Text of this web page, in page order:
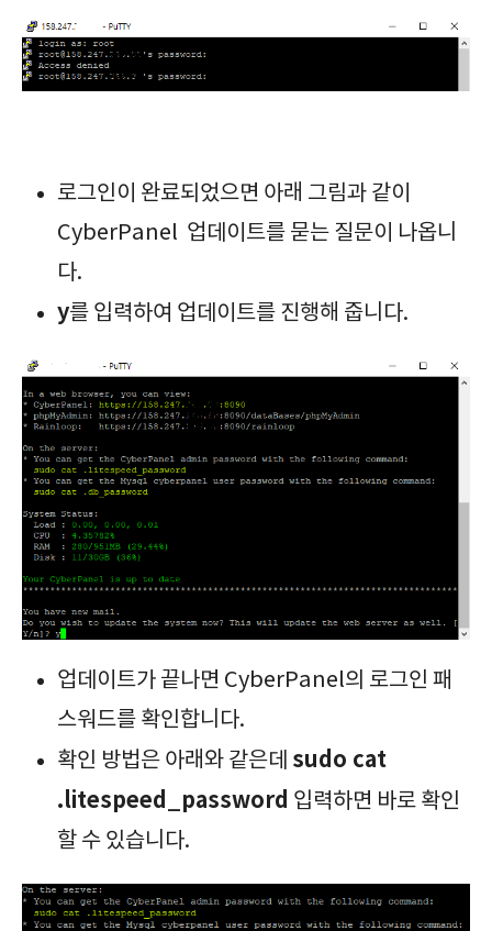
로그인이 완료되었으면 아래 그림과 같이
CyberPanel 업데이트를 묻는 질문이 나옵니
다.
y를 입력하여 업데이트를 진행해 줍니다.
업데이트가 끝나면 CyberPanel의 로그인 패
스워드를 확인합니다.
확인 방법은 아래와 같은데 sudo cat
.litespeed_password 입력하면 바로 확인
할 수 있습니다.